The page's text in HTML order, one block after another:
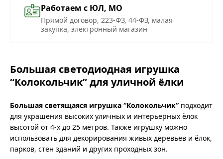
Работаем с ЮЛ, МО
Прямой договор, 223-ФЗ, 44-ФЗ, малая
закупка, электронный магазин
Большая светодиодная игрушка
“Колокольчик” для уличной ёлки
Большая светящаяся игрушка “Колокольчик” подходит
для украшения высоких уличных и интерьерных ёлок
высотой от 4-х до 25 метров. Также игрушку можно
использовать для декорирования живых деревьев и ёлок,
парков, стен зданий и других проходных зон.